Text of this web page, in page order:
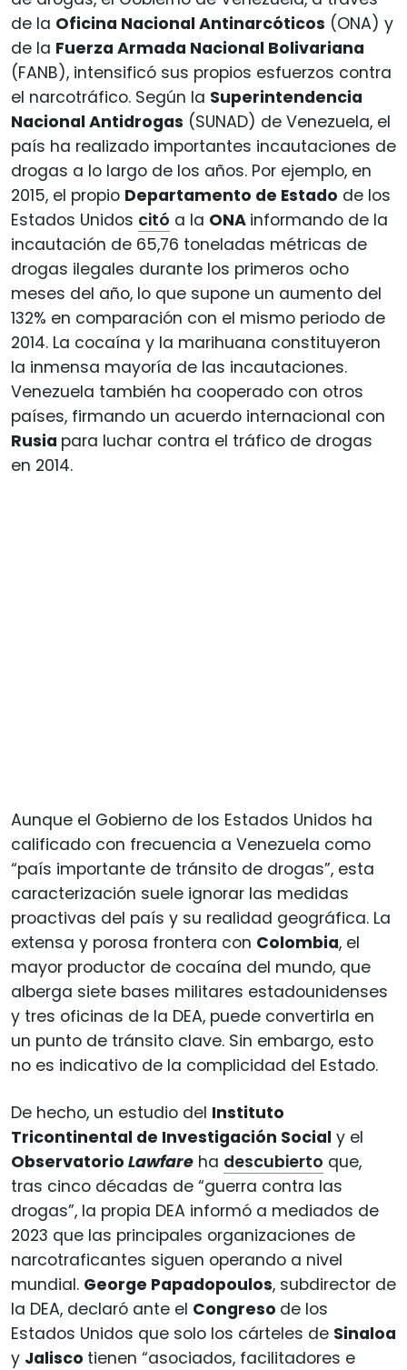
de la Oficina Nacional Antinarcóticos (ONA) y
de la Fuerza Armada Nacional Bolivariana
(FANB), intensificó sus propios esfuerzos contra
el narcotráfico. Según la Superintendencia
Nacional Antidrogas (SUNAD) de Venezuela, el
país ha realizado importantes incautaciones de
drogas a lo largo de los años. Por ejemplo, en
2015, el propio Departamento de Estado de los
Estados Unidos citó a la ONA informando de la
incautación de 65,76 toneladas métricas de
drogas ilegales durante los primeros ocho
meses del año, lo que supone un aumento del
132% en comparación con el mismo periodo de
2014. La cocaína y la marihuana constituyeron
la inmensa mayoría de las incautaciones.
Venezuela también ha cooperado con otros
países, firmando un acuerdo internacional con
Rusia para luchar contra el tráfico de drogas
en 2014.
Aunque el Gobierno de los Estados Unidos ha
calificado con frecuencia a Venezuela como
“país importante de tránsito de drogas”, esta
caracterización suele ignorar las medidas
proactivas del país y su realidad geográfica. La
extensa y porosa frontera con Colombia, el
mayor productor de cocaína del mundo, que
alberga siete bases militares estadounidenses
y tres oficinas de la DEA, puede convertirla en
un punto de tránsito clave. Sin embargo, esto
no es indicativo de la complicidad del Estado.
De hecho, un estudio del Instituto
Tricontinental de Investigación Social y el
Observatorio Lawfare ha descubierto que,
tras cinco décadas de “guerra contra las
drogas”, la propia DEA informó a mediados de
2023 que las principales organizaciones de
narcotraficantes siguen operando a nivel
mundial. George Papadopoulos, subdirector de
la DEA, declaró ante el Congreso de los
Estados Unidos que solo los cárteles de Sinaloa
y Jalisco tienen “asociados, facilitadores e